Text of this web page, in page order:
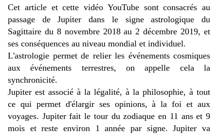
Cet article et cette vidéo YouTube sont consacrés au
passage de Jupiter dans le signe astrologique du
Sagittaire du 8 novembre 2018 au 2 décembre 2019, et
ses conséquences au niveau mondial et individuel.
L'astrologie permet de relier les événements cosmiques
aux événements terrestres, on appelle cela la
synchronicité.
Jupiter est associé à la légalité, à la philosophie, à tout
ce qui permet d'élargir ses opinions, à la foi et aux
voyages. Jupiter fait le tour du zodiaque en 11 ans et 9
mois et reste environ 1 année par signe. Jupiter va